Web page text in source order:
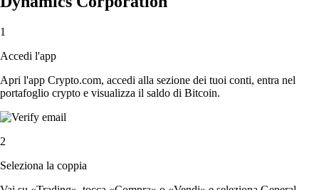
1
Accedi l'app
Apri l'app Crypto.com, accedi alla sezione dei tuoi conti, entra nel
portafoglio crypto e visualizza il saldo di Bitcoin.
2
Seleziona la coppia